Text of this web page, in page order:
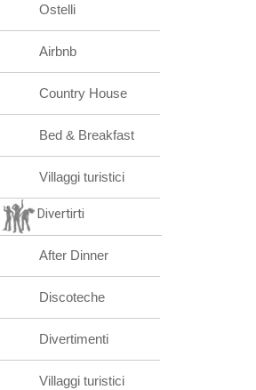
Ostelli
Airbnb
Country House
Bed & Breakfast
Villaggi turistici
Divertirti
After Dinner
Discoteche
Divertimenti
Villaggi turistici